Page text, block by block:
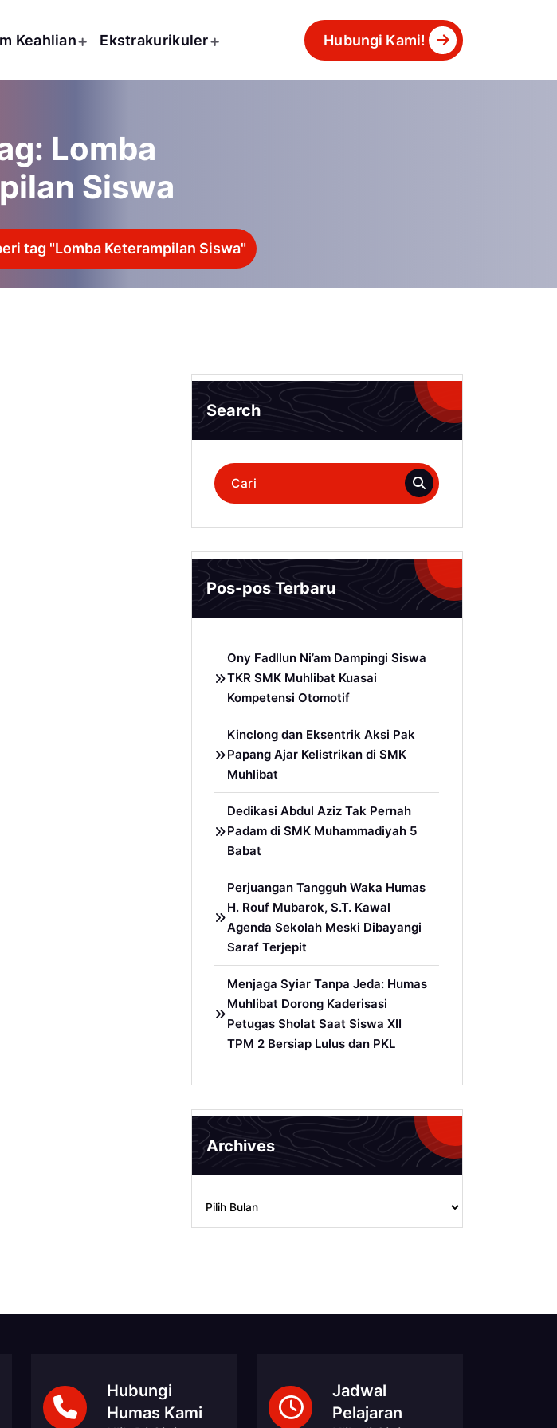
Keahlian Ekstrakurikuler Hubungi Kami!
Lomba
Siswa
tag "Lomba Keterampilan Siswa"
Search
Pencarian
untuk:
Pos-pos Terbaru
Ony Fadllun Ni’am Dampingi Siswa
TKR SMK Muhlibat Kuasai
Kompetensi Otomotif
Kinclong dan Eksentrik Aksi Pak
Papang Ajar Kelistrikan di SMK
Muhlibat
Dedikasi Abdul Aziz Tak Pernah
Padam di SMK Muhammadiyah 5
Babat
Perjuangan Tangguh Waka Humas
H. Rouf Mubarok, S.T. Kawal
Agenda Sekolah Meski Dibayangi
Saraf Terjepit
Menjaga Syiar Tanpa Jeda: Humas
Muhlibat Dorong Kaderisasi
Petugas Sholat Saat Siswa XII
TPM 2 Bersiap Lulus dan PKL
Archives
Hubungi
Humas Kami
Jadwal
Pelajaran